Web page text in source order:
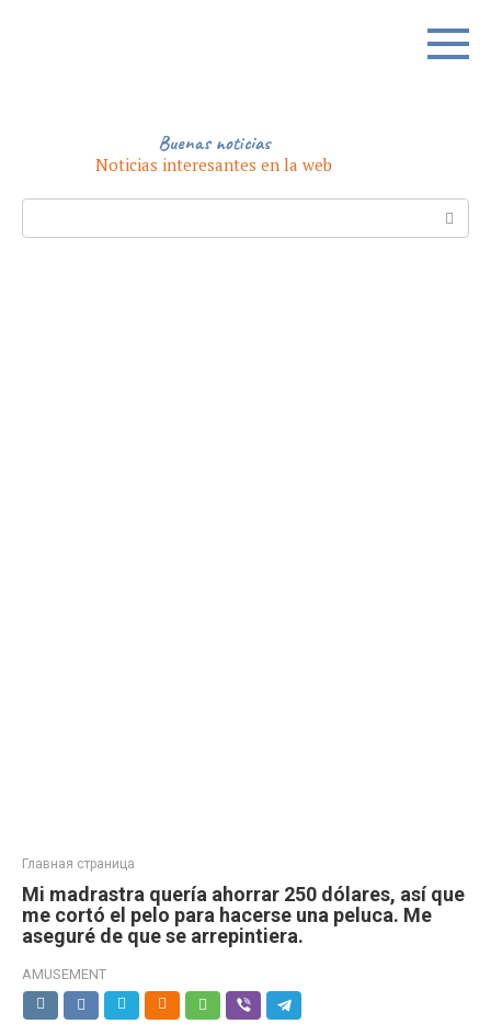
Buenas noticias
Noticias interesantes en la web
Главная страница
Mi madrastra quería ahorrar 250 dólares, así que
me cortó el pelo para hacerse una peluca. Me
aseguré de que se arrepintiera.
AMUSEMENT